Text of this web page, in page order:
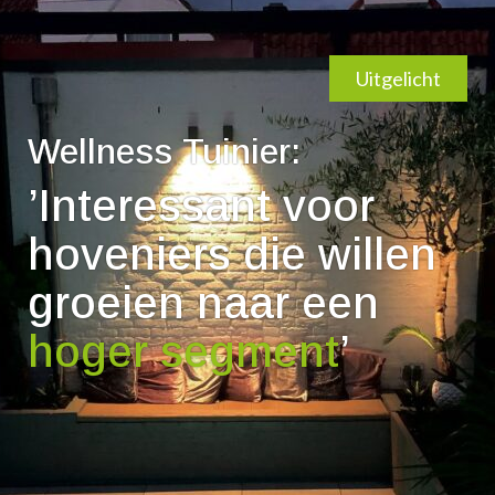
Uitgelicht
Wellness Tuinier:
’Interessant voor
hoveniers die willen
groeien naar een
hoger segment’